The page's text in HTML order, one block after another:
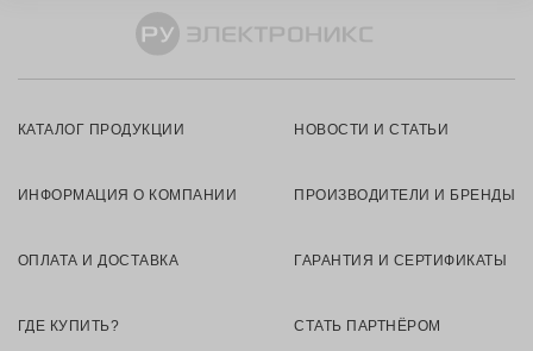
КАТАЛОГ ПРОДУКЦИИ НОВОСТИ И СТАТЬИ
ИНФОРМАЦИЯ О КОМПАНИИ ПРОИЗВОДИТЕЛИ И БРЕНДЫ
ОПЛАТА И ДОСТАВКА ГАРАНТИЯ И СЕРТИФИКАТЫ
ГДЕ КУПИТЬ? СТАТЬ ПАРТНЁРОМ